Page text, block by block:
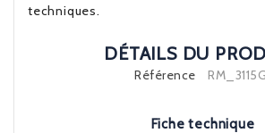
techniques.
DÉTAILS DU
Référence RM_3115G
Fiche technique